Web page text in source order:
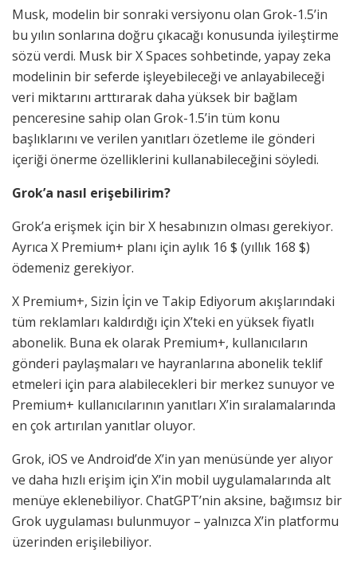
Musk, modelin bir sonraki versiyonu olan Grok-1.5’in
bu yılın sonlarına doğru çıkacağı konusunda iyileştirme
sözü verdi. Musk bir X Spaces sohbetinde, yapay zeka
modelinin bir seferde işleyebileceği ve anlayabileceği
veri miktarını arttırarak daha yüksek bir bağlam
penceresine sahip olan Grok-1.5’in tüm konu
başlıklarını ve verilen yanıtları özetleme ile gönderi
içeriği önerme özelliklerini kullanabileceğini söyledi.
Grok’a nasıl erişebilirim?
Grok’a erişmek için bir X hesabınızın olması gerekiyor.
Ayrıca X Premium+ planı için aylık 16 $ (yıllık 168 $)
ödemeniz gerekiyor.
X Premium+, Sizin İçin ve Takip Ediyorum akışlarındaki
tüm reklamları kaldırdığı için X’teki en yüksek fiyatlı
abonelik. Buna ek olarak Premium+, kullanıcıların
gönderi paylaşmaları ve hayranlarına abonelik teklif
etmeleri için para alabilecekleri bir merkez sunuyor ve
Premium+ kullanıcılarının yanıtları X’in sıralamalarında
en çok artırılan yanıtlar oluyor.
Grok, iOS ve Android’de X’in yan menüsünde yer alıyor
ve daha hızlı erişim için X’in mobil uygulamalarında alt
menüye eklenebiliyor. ChatGPT’nin aksine, bağımsız bir
Grok uygulaması bulunmuyor – yalnızca X’in platformu
üzerinden erişilebiliyor.